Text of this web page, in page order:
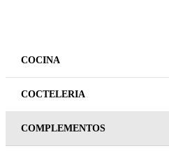
COCINA
COCTELERIA
COMPLEMENTOS